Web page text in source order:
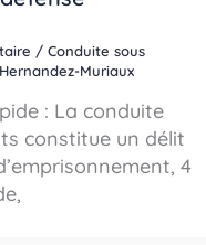
/ Conduite sous
Muriaux
: La conduite
constitue un délit
4